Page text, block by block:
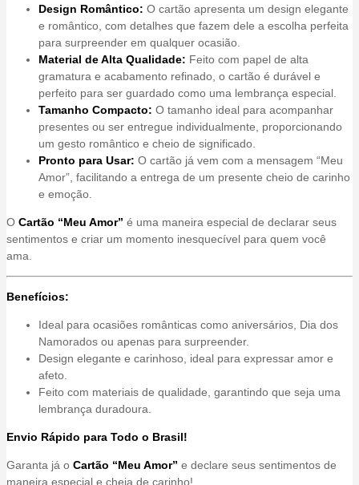
Design Romântico: O cartão apresenta um design elegante
e romântico, com detalhes que fazem dele a escolha perfeita
para surpreender em qualquer ocasião.
Material de Alta Qualidade: Feito com papel de alta
gramatura e acabamento refinado, o cartão é durável e
perfeito para ser guardado como uma lembrança especial.
Tamanho Compacto: O tamanho ideal para acompanhar
presentes ou ser entregue individualmente, proporcionando
um gesto romântico e cheio de significado.
Pronto para Usar: O cartão já vem com a mensagem “Meu
Amor”, facilitando a entrega de um presente cheio de carinho
e emoção.
O Cartão “Meu Amor” é uma maneira especial de declarar seus
sentimentos e criar um momento inesquecível para quem você
ama.
Benefícios:
Ideal para ocasiões românticas como aniversários, Dia dos
Namorados ou apenas para surpreender.
Design elegante e carinhoso, ideal para expressar amor e
afeto.
Feito com materiais de qualidade, garantindo que seja uma
lembrança duradoura.
Envio Rápido para Todo o Brasil!
Garanta já o Cartão “Meu Amor” e declare seus sentimentos de
maneira especial e cheia de carinho!